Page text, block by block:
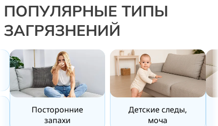
ПОПУЛЯРНЫЕ ТИПЫ
ЗАГРЯЗНЕНИЙ
Посторонние
запахи
Детские следы,
моча